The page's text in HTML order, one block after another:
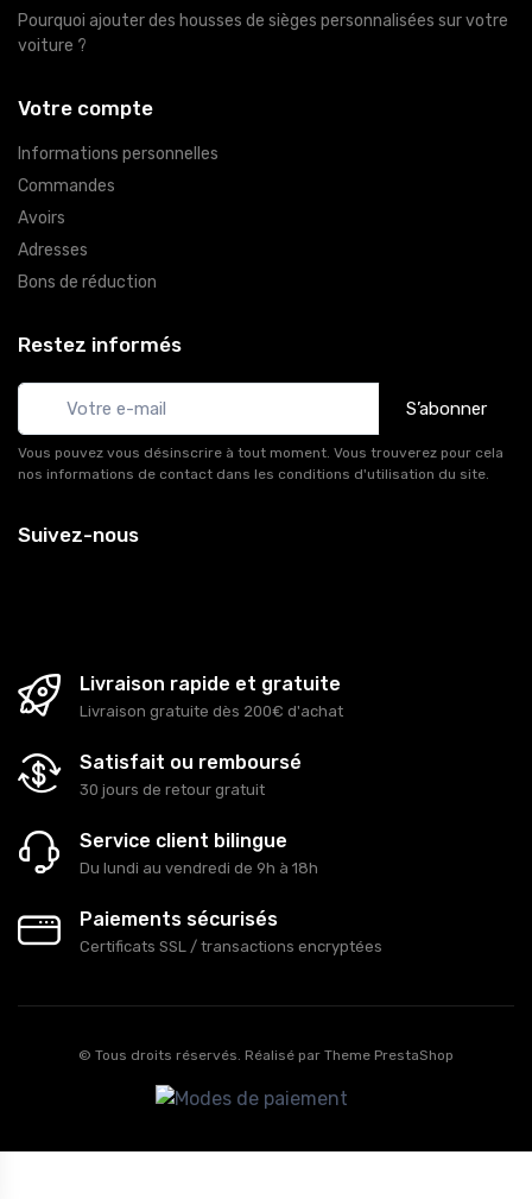
Pourquoi ajouter des housses de sièges personnalisées sur votre
voiture ?
Votre compte
Informations personnelles
Commandes
Avoirs
Adresses
Bons de réduction
Restez informés
S’abonner
Vous pouvez vous désinscrire à tout moment. Vous trouverez pour cela
nos informations de contact dans les conditions d'utilisation du site.
Suivez-nous
Livraison rapide et gratuite
Livraison gratuite dès 200€ d'achat
Satisfait ou remboursé
30 jours de retour gratuit
Service client bilingue
Du lundi au vendredi de 9h à 18h
Paiements sécurisés
Certificats SSL / transactions encryptées
© Tous droits réservés. Réalisé par Theme PrestaShop